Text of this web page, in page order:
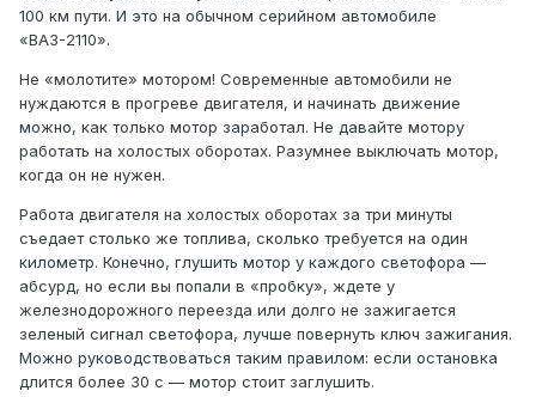
100 км пути. И это на обычном серийном автомобиле
«ВАЗ-2110».
Не «молотите» мотором! Современные автомобили не
нуждаются в прогреве двигателя, и начинать движение
можно, как только мотор заработал. Не давайте мотору
работать на холостых оборотах. Разумнее выключать мотор,
когда он не нужен.
Работа двигателя на холостых оборотах за три минуты
съедает столько же топлива, сколько требуется на один
километр. Конечно, глушить мотор у каждого светофора —
абсурд, но если вы попали в «пробку», ждете у
железнодорожного переезда или долго не зажигается
зеленый сигнал светофора, лучше повернуть ключ зажигания.
Можно руководствоваться таким правилом: если остановка
длится более 30 с — мотор стоит заглушить.